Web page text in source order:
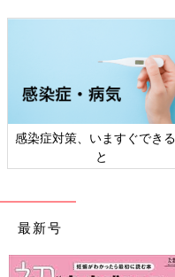
感染症対策、いますぐでき
と
最新号